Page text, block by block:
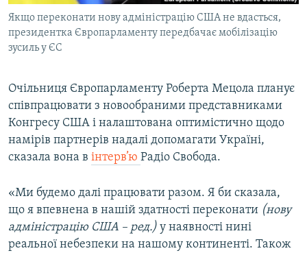
РУС
УКР
КТАТ
ДОЛУЧАЙСЯ!
Усі сайти RFE/RL
Якщо переконати нову адміністрацію США не вдасться,
президентка Європарламенту передбачає мобілізацію
зусиль у ЄС
Очільниця Європарламенту Роберта Мецола планує
співпрацювати з новообраними представниками
Конгресу США і налаштована оптимістично щодо
намірів партнерів надалі допомагати Україні,
сказала вона в інтерв’ю Радіо Свобода.
«Ми будемо далі працювати разом. Я би сказала,
що я впевнена в нашій здатності переконати (нову
адміністрацію США – ред.) у наявності нині
реальної небезпеки на нашому континенті. Також